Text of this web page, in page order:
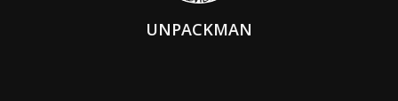
UNPACKMAN